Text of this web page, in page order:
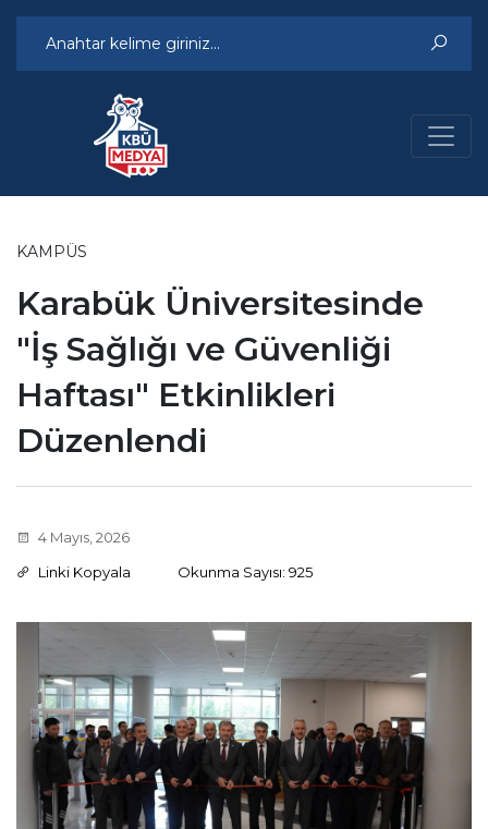
KAMPÜS
Karabük Üniversitesinde
"İş Sağlığı ve Güvenliği
Haftası" Etkinlikleri
Düzenlendi
4 Mayıs, 2026
Linki Kopyala
Okunma Sayısı: 925